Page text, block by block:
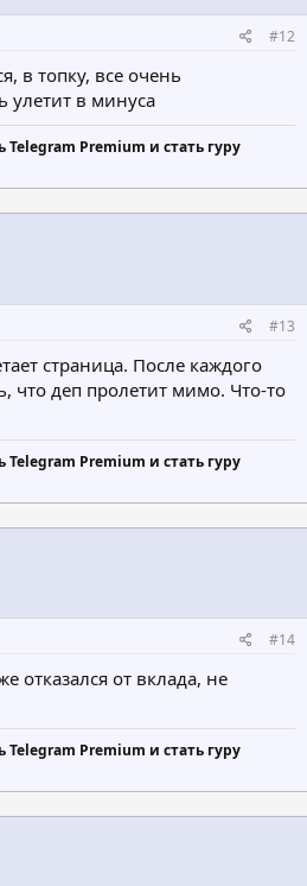
#12
в топку, все очень
улетит в минуса
Premium и стать гуру
#13
страница. После каждого
что деп пролетит мимо. Что-то
Premium и стать гуру
#14
отказался от вклада, не
Premium и стать гуру